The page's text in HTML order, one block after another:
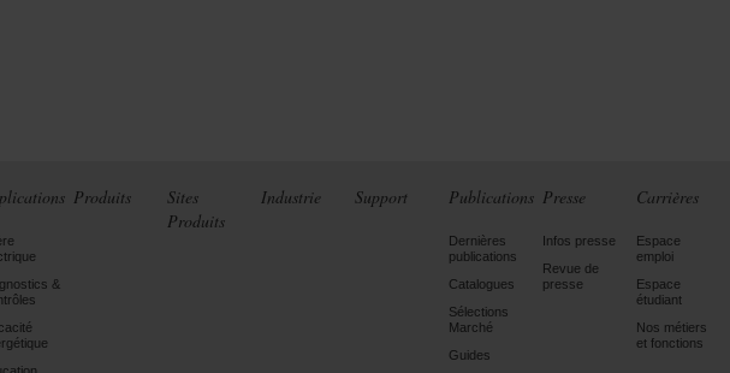
&
Produits
Sites
Produits
Industrie Support Publications
Dernières
publications
Catalogues
Sélections
Marché
Guides
Presse
Infos presse
Revue de
presse
Carrières
Espace
emploi
Espace
étudiant
Nos métiers
et fonctions